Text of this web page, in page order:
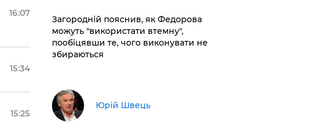
16:07
15:34
15:25
Загородній пояснив, як Федорова
можуть "використати втемну",
пообіцявши те, чого виконувати не
збираються
Юрій Швець